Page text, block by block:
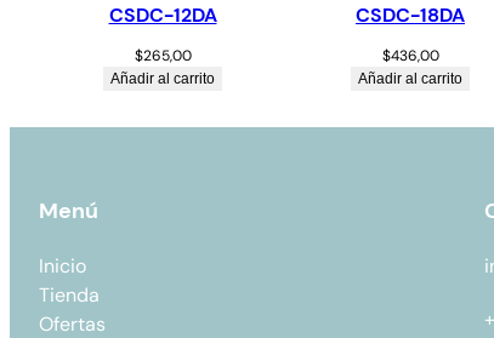
CSDC-12DA
$265,00
Añadir al carrito
CSDC-18DA
$436,00
Añadir al carrito
Menú
Inicio
Tienda
Ofertas